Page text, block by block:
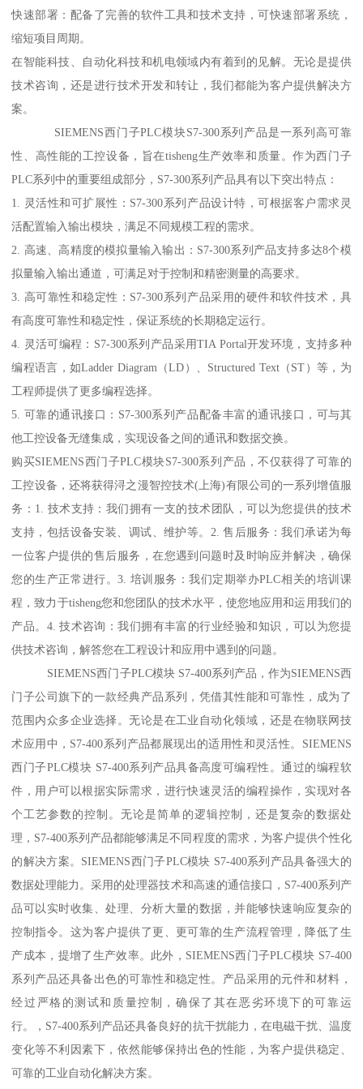
快速部署：配备了完善的软件工具和技术支持，可快速部署系统，
缩短项目周期。
在智能科技、自动化科技和机电领域内有着到的见解。无论是提供
技术咨询，还是进行技术开发和转让，我们都能为客户提供解决方
案。
SIEMENS西门子PLC模块S7-300系列产品是一系列高可靠
性、高性能的工控设备，旨在tisheng生产效率和质量。作为西门子
PLC系列中的重要组成部分，S7-300系列产品具有以下突出特点：
1. 灵活性和可扩展性：S7-300系列产品设计特，可根据客户需求灵
活配置输入输出模块，满足不同规模工程的需求。
2. 高速、高精度的模拟量输入输出：S7-300系列产品支持多达8个模
拟量输入输出通道，可满足对于控制和精密测量的高要求。
3. 高可靠性和稳定性：S7-300系列产品采用的硬件和软件技术，具
有高度可靠性和稳定性，保证系统的长期稳定运行。
4. 灵活可编程：S7-300系列产品采用TIA Portal开发环境，支持多种
编程语言，如Ladder Diagram（LD）、Structured Text（ST）等，为
工程师提供了更多编程选择。
5. 可靠的通讯接口：S7-300系列产品配备丰富的通讯接口，可与其
他工控设备无缝集成，实现设备之间的通讯和数据交换。
购买SIEMENS西门子PLC模块S7-300系列产品，不仅获得了可靠的
工控设备，还将获得浔之漫智控技术(上海)有限公司的一系列增值服
务：1. 技术支持：我们拥有一支的技术团队，可以为您提供的技术
支持，包括设备安装、调试、维护等。2. 售后服务：我们承诺为每
一位客户提供的售后服务，在您遇到问题时及时响应并解决，确保
您的生产正常进行。3. 培训服务：我们定期举办PLC相关的培训课
程，致力于tisheng您和您团队的技术水平，使您地应用和运用我们的
产品。4. 技术咨询：我们拥有丰富的行业经验和知识，可以为您提
供技术咨询，解答您在工程设计和应用中遇到的问题。
SIEMENS西门子PLC模块 S7-400系列产品，作为SIEMENS西
门子公司旗下的一款经典产品系列，凭借其性能和可靠性，成为了
范围内众多企业选择。无论是在工业自动化领域，还是在物联网技
术应用中，S7-400系列产品都展现出的适用性和灵活性。SIEMENS
西门子PLC模块 S7-400系列产品具备高度可编程性。通过的编程软
件，用户可以根据实际需求，进行快速灵活的编程操作，实现对各
个工艺参数的控制。无论是简单的逻辑控制，还是复杂的数据处
理，S7-400系列产品都能够满足不同程度的需求，为客户提供个性化
的解决方案。SIEMENS西门子PLC模块 S7-400系列产品具备强大的
数据处理能力。采用的处理器技术和高速的通信接口，S7-400系列产
品可以实时收集、处理、分析大量的数据，并能够快速响应复杂的
控制指令。这为客户提供了更、更可靠的生产流程管理，降低了生
产成本，提增了生产效率。此外，SIEMENS西门子PLC模块 S7-400
系列产品还具备出色的可靠性和稳定性。产品采用的元件和材料，
经过严格的测试和质量控制，确保了其在恶劣环境下的可靠运
行。，S7-400系列产品还具备良好的抗干扰能力，在电磁干扰、温度
变化等不利因素下，依然能够保持出色的性能，为客户提供稳定、
可靠的工业自动化解决方案。